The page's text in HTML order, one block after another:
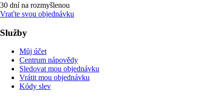
30 dní na rozmyšlenou
Vraťte svou objednávku
Služby
Můj účet
Centrum nápovědy
Sledovat mou objednávku
Vrátit mou objednávku
Kódy slev